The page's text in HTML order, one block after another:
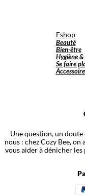
Eshop
Beauté
Bien-être
Hygiène &
Se faire
Une question, un doute
nous : chez Cozy Bee,
vous aider à dénicher